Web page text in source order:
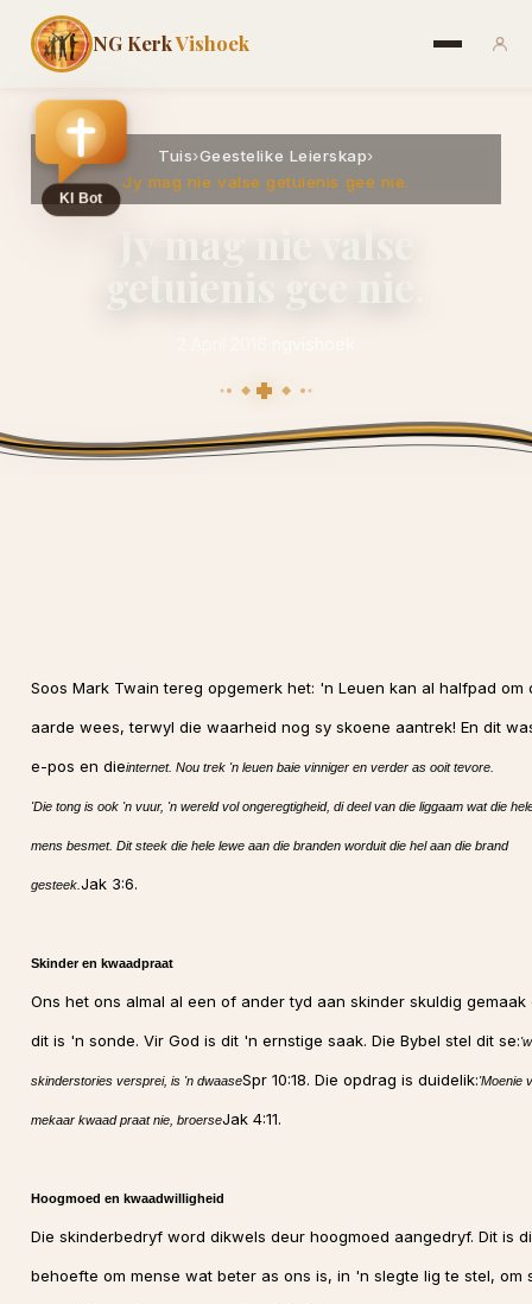
NG KerkVishoek
Tuis›Geestelike Leierskap›
Jy mag nie valse getuienis gee nie.
Soos Mark Twain tereg opgemerk het: 'n Leuen kan al halfpad om
aarde wees, terwyl die waarheid nog sy skoene aantrek! En dit
e-pos en dieinternet. Nou trek 'n leuen baie vinniger en verder as ooit tevore.
'Die tong is ook 'n vuur, 'n wereld vol ongeregtigheid, di deel van die liggaam wat die
mens besmet. Dit steek die hele lewe aan die branden worduit die hel aan die brand
gesteek. Jak 3:6.
Skinder en kwaadpraat
Ons het ons almal al een of ander tyd aan skinder skuldig gemaak
dit is 'n sonde. Vir God is dit 'n ernstige saak. Die Bybel stel dit se:
skinderstories versprei, is 'n dwaaseSpr 10:18. Die opdrag is duidelik:'Moenie
mekaar kwaad praat nie, broerseJak 4:11.
Hoogmoed en kwaadwilligheid
Die skinderbedryf word dikwels deur hoogmoed aangedryf. Dit is
behoefte om mense wat beter as ons is, in 'n slegte lig te stel, om